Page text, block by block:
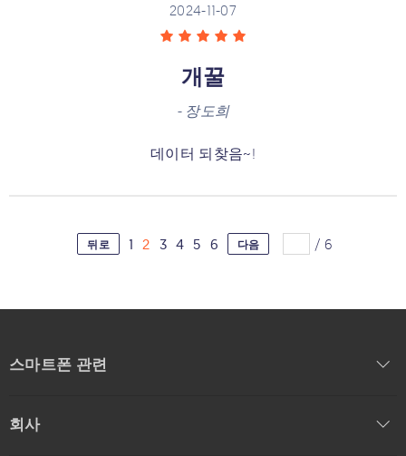
2024-11-07
개꿀
- 장도희
데이터 되찾음~!
뒤로 1 2 3 4 5 6 다음 /6
스마트폰 관련
회사